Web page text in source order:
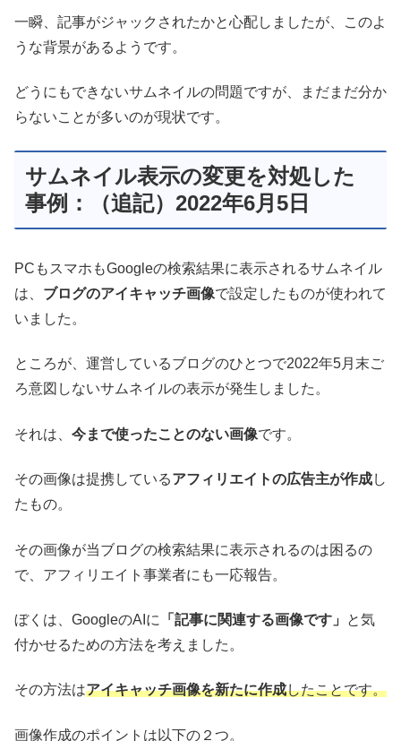
一瞬、記事がジャックされたかと心配しましたが、このよ
うな背景があるようです。
どうにもできないサムネイルの問題ですが、まだまだ分か
らないことが多いのが現状です。
サムネイル表示の変更を対処した
事例：（追記）2022年6月5日
PCもスマホもGoogleの検索結果に表示されるサムネイル
は、 ブログのアイキャッチ画像で設定したものが使われて
いました。
ところが、運営しているブログのひとつで2022年5月末ご
ろ意図しないサムネイルの表示が発生しました。
それは、 今まで使ったことのない画像です。
その画像は提携しているアフィリエイトの広告主が作成し
たもの。
その画像が当ブログの検索結果に表示されるのは困るの
で、アフィリエイト事業者にも一応報告。
ぼくは、GoogleのAIに 「記事に関連する画像です」
と気
付かせるための方法を考えました。
その方法はアイキャッチ画像を新たに作成したことです。
画像作成のポイントは以下の２つ。